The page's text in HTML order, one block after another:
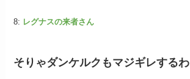
8: レグナスの来者さん
そりゃダンケルクもマジギレするわ